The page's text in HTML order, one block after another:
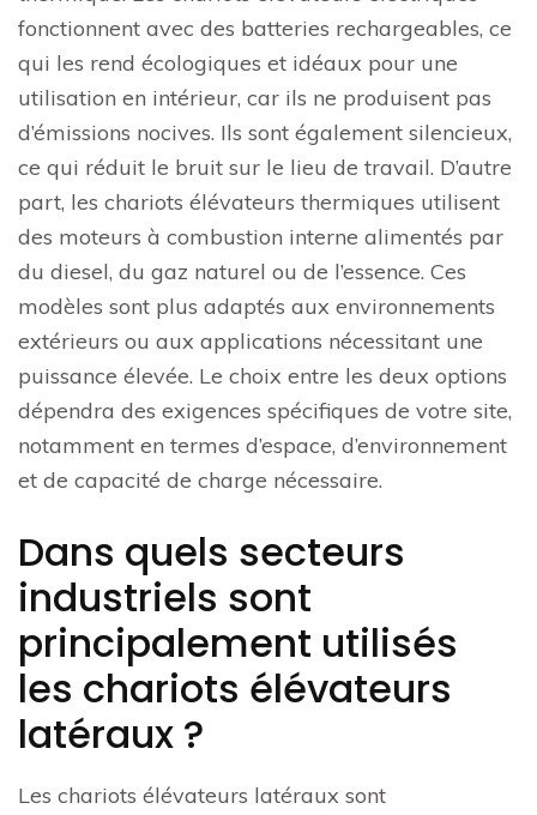
fonctionnent avec des batteries rechargeables, ce
qui les rend écologiques et idéaux pour une
utilisation en intérieur, car ils ne produisent pas
d’émissions nocives. Ils sont également silencieux,
ce qui réduit le bruit sur le lieu de travail. D’autre
part, les chariots élévateurs thermiques utilisent
des moteurs à combustion interne alimentés par
du diesel, du gaz naturel ou de l’essence. Ces
modèles sont plus adaptés aux environnements
extérieurs ou aux applications nécessitant une
puissance élevée. Le choix entre les deux options
dépendra des exigences spécifiques de votre site,
notamment en termes d’espace, d’environnement
et de capacité de charge nécessaire.
Dans quels secteurs
industriels sont
principalement utilisés
les chariots élévateurs
latéraux ?
Les chariots élévateurs latéraux sont